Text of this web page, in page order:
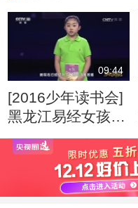
09:44
[2016少年读书会]
黑龙江易经女孩张
佳琦演讲《宋词》